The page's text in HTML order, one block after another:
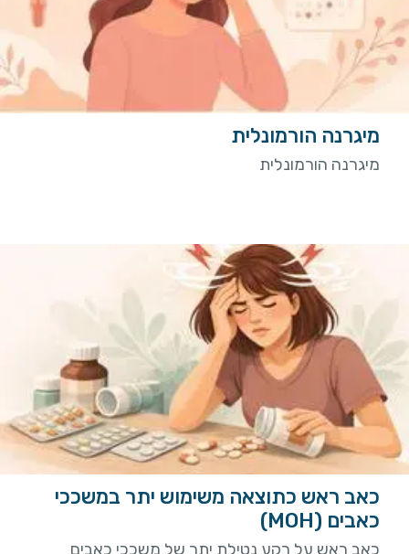
מיגרנה הורמונלית
מיגרנה הורמונלית
כאב ראש כתוצאה משימוש יתר במשככי
כאבים (MOH)
כאב ראש על רקע נטילת יתר של משככי כאבים